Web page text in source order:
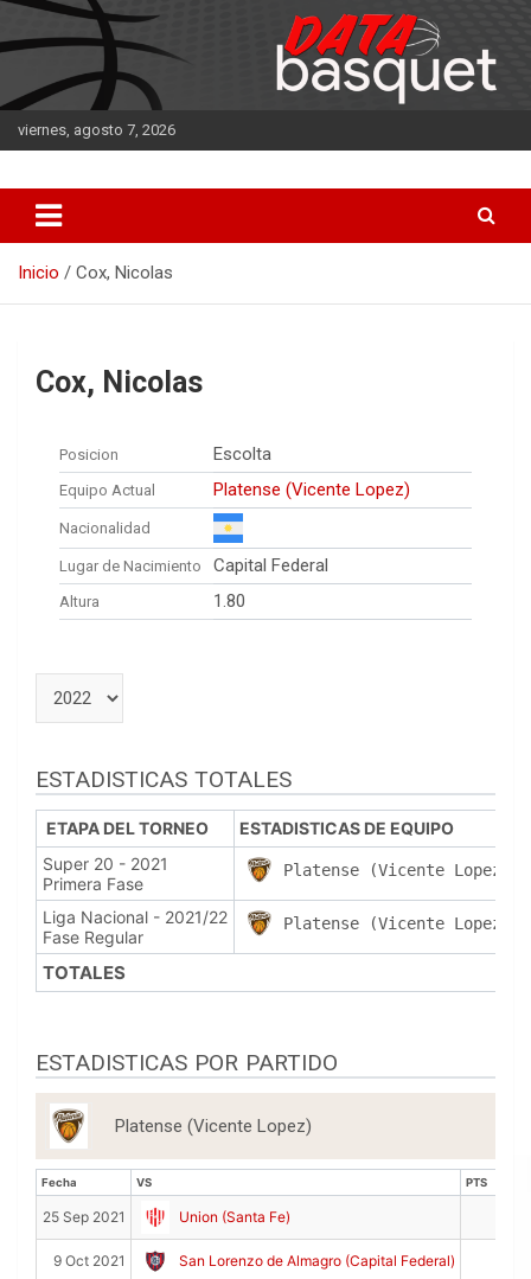
Saltar
al
contenido
viernes, agosto 7, 2026
DATA Basquet
Inicio Cox, Nicolas
Cox, Nicolas
Posicion Escolta
Equipo Actual Platense (Vicente Lopez)
Nacionalidad
Lugar de Nacimiento Capital Federal
Altura 1.80
ESTADISTICAS TOTALES
ETAPA DEL TORNEO ESTADISTICAS DE EQUIPO
Super 20 - 2021
Primera Fase
Platense (Vicente Lopez)
Liga Nacional - 2021/22
Fase Regular
Platense (Vicente Lopez)
TOTALES
ESTADISTICAS POR PARTIDO
Platense (Vicente Lopez)
Fecha VS PTS
25 Sep 2021 Union (Santa Fe)
9 Oct 2021 San Lorenzo de Almagro (Capital Federal)